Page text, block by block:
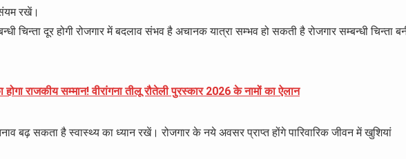
रखें।
चिन्ता दूर होगी रोजगार में बदलाव संभव है अचानक यात्रा सम्भव हो सकती है रोजगार सम्बन्धी चिन्ता
राजकीय सम्मान! वीरांगना तीलू रौतेली पुरस्कार 2026 के नामों का ऐलान
बढ़ सकता है स्वास्थ्य का ध्यान रखें। रोजगार के नये अवसर प्राप्त होंगे पारिवारिक जीवन में खुशियां